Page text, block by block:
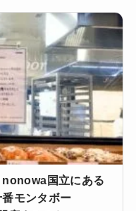
国立にある
モンタボー